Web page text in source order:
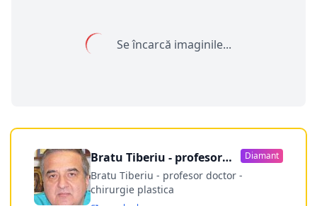
Se încarcă imaginile...
Bratu Tiberiu - profesor
doctor
Diamant
Bratu Tiberiu - profesor doctor -
chirurgie plastica